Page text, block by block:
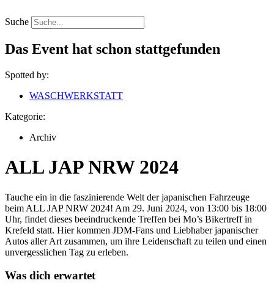
Inhalt
springen
Suche
Das Event hat schon stattgefunden
Spotted by:
WASCHWERKSTATT
Kategorie:
Archiv
ALL JAP NRW 2024
Tauche ein in die faszinierende Welt der japanischen Fahrzeuge
beim ALL JAP NRW 2024! Am 29. Juni 2024, von 13:00 bis 18:00
Uhr, findet dieses beeindruckende Treffen bei Mo’s Bikertreff in
Krefeld statt. Hier kommen JDM-Fans und Liebhaber japanischer
Autos aller Art zusammen, um ihre Leidenschaft zu teilen und einen
unvergesslichen Tag zu erleben.
Was dich erwartet